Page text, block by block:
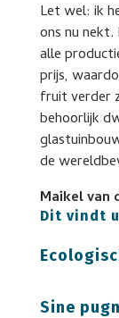
Let wel: ik
ons nu
alle
prijs,
fruit verder
behoorlijk
de
Maikel van
Dit vindt
Sine